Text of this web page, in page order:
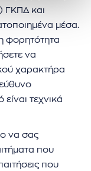
ΓΚΠΔ και
μέσα.
φορητότητα
να
χαρακτήρα
τεχνικά
να σας
που
που